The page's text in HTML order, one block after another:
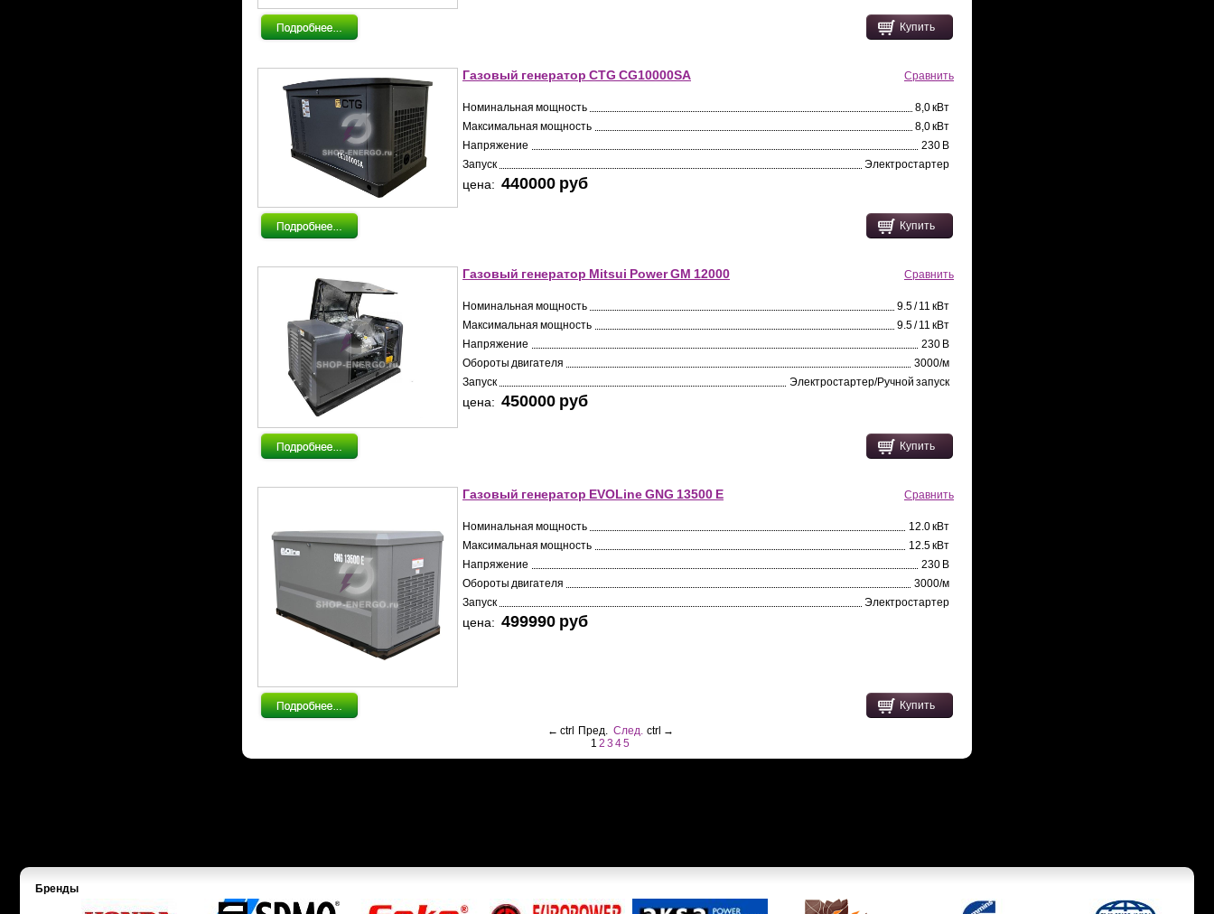
Купить
Газовый генератор CTG CG10000SA Сравнить
Номинальная мощность
8,0 кВт
Максимальная мощность
8,0 кВт
Напряжение
230 В
Запуск
Электростартер
цена: 440000 pуб
Купить
Газовый генератор Mitsui Power GM 12000 Сравнить
Номинальная мощность
9.5 / 11 кВт
Максимальная мощность
9.5 / 11 кВт
Напряжение
230 В
Обороты двигателя
3000/м
Запуск
Электростартер/Ручной запуск
цена: 450000 pуб
Купить
Газовый генератор EVOLine GNG 13500 E Сравнить
Номинальная мощность
12.0 кВт
Максимальная мощность
12.5 кВт
Напряжение
230 В
Обороты двигателя
3000/м
Запуск
Электростартер
цена: 499990 pуб
Купить
← ctrl Пред. След. ctrl →
1 2 3 45
Бренды